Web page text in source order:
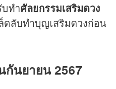
ทำศัลยกรรมเสริมดวง
ดลับทำบุญเสริมดวงก่อน
กันยายน 2567